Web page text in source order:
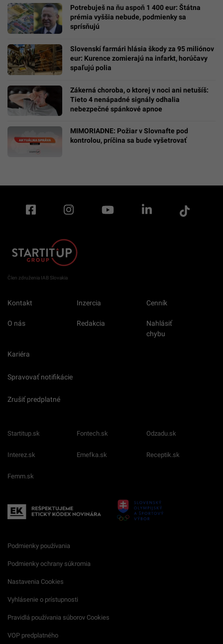
Potrebuješ na ňu aspoň 1 400 eur: Štátna
prémia vyššia nebude, podmienky sa
sprísňujú
Slovenskí farmári hlásia škody za 95 miliónov
eur: Kurence zomierajú na infarkt, horúčavy
spaľujú polia
Zákerná choroba, o ktorej v noci ani netušíš:
Tieto 4 nenápadné signály odhalia
nebezpečné spánkové apnoe
MIMORIADNE: Požiar v Slovnafte pod
kontrolou, príčina sa bude vyšetrovať
Člen združenia IAB Slovakia
Kontakt Inzercia Cenník
O nás Redakcia
Nahlásiť
chybu
Kariéra
Spravovať notifikácie
Zrušiť predplatné
Startitup.sk Fontech.sk Odzadu.sk
Interez.sk Emefka.sk Receptik.sk
Femm.sk
Podmienky používania
Podmienky ochrany súkromia
Nastavenia Cookies
Vyhlásenie o prístupnosti
Pravidlá používania súborov Cookies
VOP predplatného